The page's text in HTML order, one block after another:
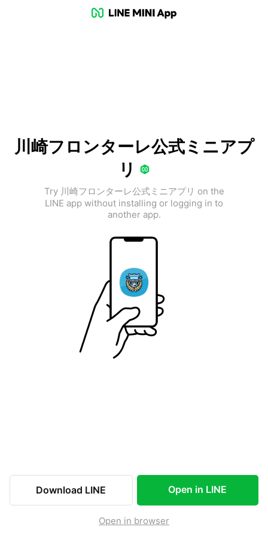
川崎フロンターレ公式ミニアプ
リ
Try 川崎フロンターレ公式ミニアプリ on the
LINE app without installing or logging in to
another app.
Download LINE Open in LINE
Open in browser